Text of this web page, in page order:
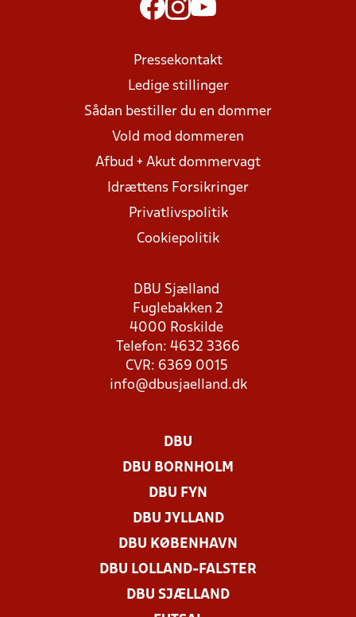
Pressekontakt
Ledige stillinger
Sådan bestiller du en dommer
Vold mod dommeren
Afbud + Akut dommervagt
Idrættens Forsikringer
Privatlivspolitik
Cookiepolitik
DBU Sjælland
Fuglebakken 2
4000 Roskilde
Telefon: 4632 3366
CVR: 6369 0015
info@dbusjaelland.dk
DBU
DBU BORNHOLM
DBU FYN
DBU JYLLAND
DBU KØBENHAVN
DBU LOLLAND-FALSTER
DBU SJÆLLAND